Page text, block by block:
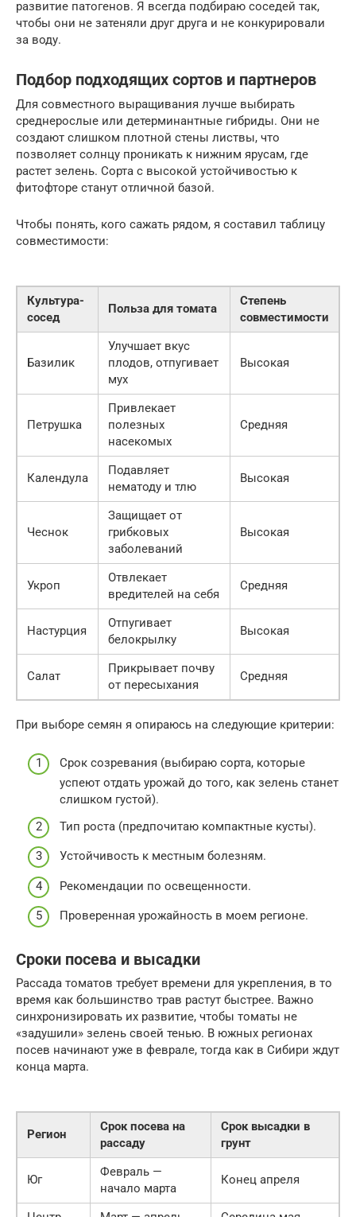
развитие патогенов. Я всегда подбираю соседей так,
чтобы они не затеняли друг друга и не конкурировали
за воду.
Подбор подходящих сортов и партнеров
Для совместного выращивания лучше выбирать
среднерослые или детерминантные гибриды. Они не
создают слишком плотной стены листвы, что
позволяет солнцу проникать к нижним ярусам, где
растет зелень. Сорта с высокой устойчивостью к
фитофторе станут отличной базой.
Чтобы понять, кого сажать рядом, я составил таблицу
совместимости:
Культура-
сосед
Польза для томата
Степень
совместимости
Базилик
Улучшает вкус
плодов, отпугивает
мух
Высокая
Петрушка
Привлекает
полезных
насекомых
Средняя
Календула
Подавляет
нематоду и тлю
Высокая
Чеснок
Защищает от
грибковых
заболеваний
Высокая
Укроп
Отвлекает
вредителей на себя
Средняя
Настурция
Отпугивает
белокрылку
Высокая
Салат
Прикрывает почву
от пересыхания
Средняя
При выборе семян я опираюсь на следующие критерии:
Срок созревания (выбираю сорта, которые
успеют отдать урожай до того, как зелень станет
слишком густой).
Тип роста (предпочитаю компактные кусты).
Устойчивость к местным болезням.
Рекомендации по освещенности.
Проверенная урожайность в моем регионе.
Сроки посева и высадки
Рассада томатов требует времени для укрепления, в то
время как большинство трав растут быстрее. Важно
синхронизировать их развитие, чтобы томаты не
«задушили» зелень своей тенью. В южных регионах
посев начинают уже в феврале, тогда как в Сибири ждут
конца марта.
Регион
Срок посева на
рассаду
Срок высадки в
грунт
Юг
Февраль —
начало марта
Конец апреля